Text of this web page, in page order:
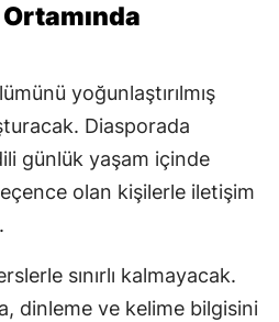
yoğunlaştırılmış
Diasporada
günlük yaşam içinde
olan kişilerle iletişim
sınırlı kalmayacak.
dinleme ve kelime bilgisini